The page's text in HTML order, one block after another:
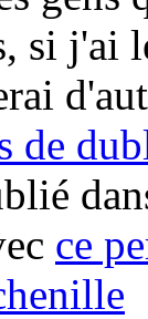
si j'ai
de
ce